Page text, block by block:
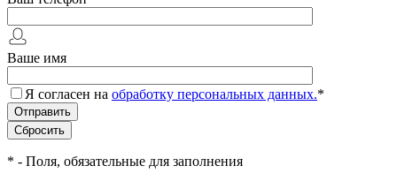
Ваше имя
Я согласен на обработку персональных данных.*
* - Поля, обязательные для заполнения